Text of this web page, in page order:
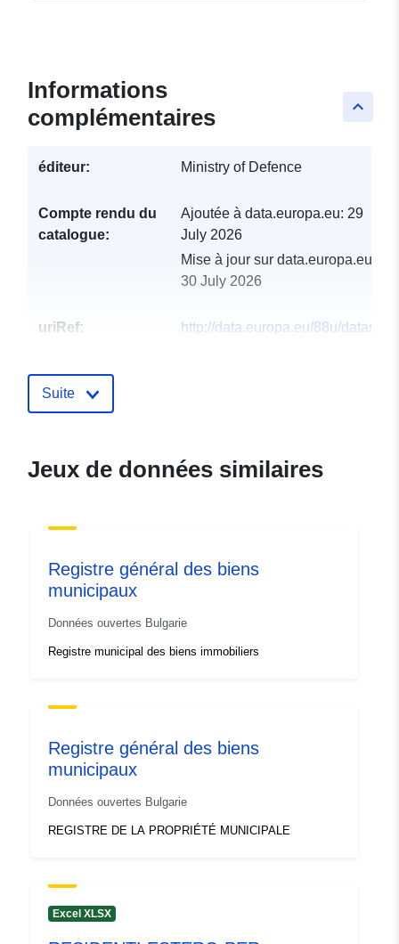
keyboard_arrow_up
Informations
complémentaires
éditeur: Ministry of Defence
Compte rendu du
catalogue:
Ajoutée à data.europa.eu: 29
July 2026
Mise à jour sur data.europa.eu:
30 July 2026
uriRef:
http://data.europa.eu/88u/dataset/
Suite
Jeux de données similaires
Registre général des biens
municipaux
Données ouvertes Bulgarie
Registre municipal des biens immobiliers
Registre général des biens
municipaux
Données ouvertes Bulgarie
REGISTRE DE LA PROPRIÉTÉ MUNICIPALE
Excel XLSX